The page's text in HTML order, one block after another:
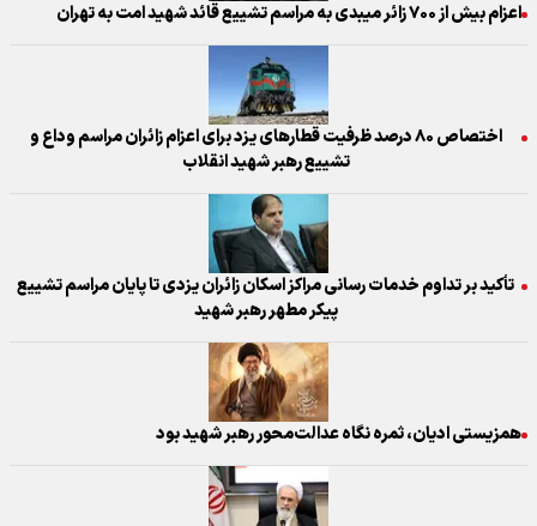
اعزام بیش از ۷۰۰ زائر میبدی به مراسم تشییع قائد شهید امت به تهران
اختصاص ۸۰ درصد ظرفیت قطار‌های یزد برای اعزام زائران مراسم وداع و
تشییع رهبر شهید انقلاب
تأکید بر تداوم خدمات رسانی مراکز اسکان زائران یزدی تا پایان مراسم تشییع
پیکر مطهر رهبر شهید
همزیستی ادیان، ثمره نگاه عدالت‌محور رهبر شهید بود